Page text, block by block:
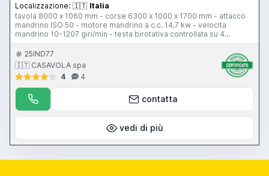
Localizzazione: 🇮🇹 Italia
tavola 8000 x 1060 mm - corse 6300 x 1000 x 1700 mm - attacco
mandrino ISO 50 - motore mandrino a c.c. 14,7 kw - velocita
mandrino 10-1207 giri/min - testa birotativa controllata su 4
posizioni - avanzamento di lavoro 4-2000 mm/min - avanzamento
rapido 4-6000 mm/min - CNC Heidenhain TNC 355
25IND77
🇮🇹 CASAVOLA spa
4
4
contatta
vedi di più